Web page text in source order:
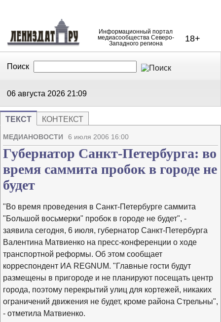
Информационный портал
медиасообщества Северо-
Западного региона
18+
Поиск
06 августа 2026 21:09
ТЕКСТ КОНТЕКСТ
МЕДИАНОВОСТИ 6 июля 2006 16:00
Губернатор Санкт-Петербурга: во
время саммита пробок в городе не
будет
"Во время проведения в Санкт-Петербурге саммита
"Большой восьмерки" пробок в городе не будет", -
заявила сегодня, 6 июля, губернатор Санкт-Петербурга
Валентина Матвиенко на пресс-конференции о ходе
транспортной реформы. Об этом сообщает
корреспондент ИА REGNUM. "Главные гости будут
размещены в пригороде и не планируют посещать центр
города, поэтому перекрытий улиц для кортежей, никаких
ограничений движения не будет, кроме района Стрельны",
- отметила Матвиенко.